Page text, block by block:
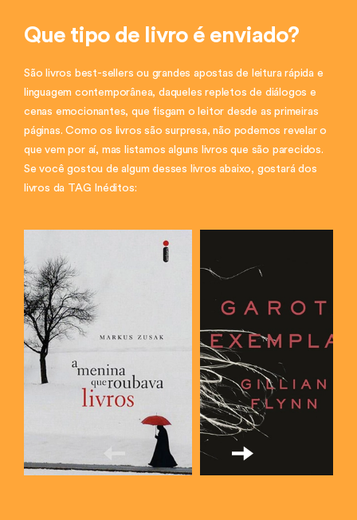
Que tipo de livro é enviado?
São livros best-sellers ou grandes apostas de leitura rápida e
linguagem contemporânea, daqueles repletos de diálogos e
cenas emocionantes, que fisgam o leitor desde as primeiras
páginas. Como os livros são surpresa, não podemos revelar o
que vem por aí, mas listamos alguns livros que são parecidos.
Se você gostou de algum desses livros abaixo, gostará dos
livros da TAG Inéditos: